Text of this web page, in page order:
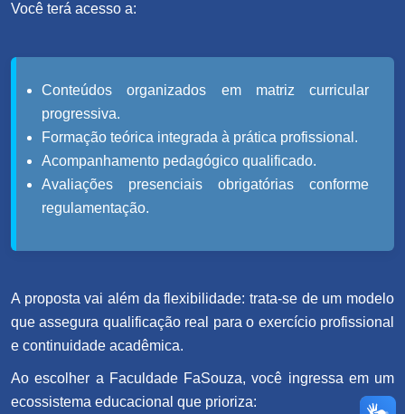
Você terá acesso a:
Conteúdos organizados em matriz curricular
progressiva.
Formação teórica integrada à prática profissional.
Acompanhamento pedagógico qualificado.
Avaliações presenciais obrigatórias conforme
regulamentação.
A proposta vai além da flexibilidade: trata-se de um modelo
que assegura qualificação real para o exercício profissional
e continuidade acadêmica.
Ao escolher a Faculdade FaSouza, você ingressa em um
ecossistema educacional que prioriza: